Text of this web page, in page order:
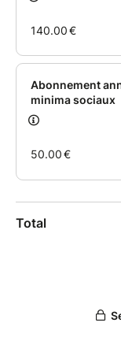
Pour rappel :
juillet au lundi
3. Inscrivez-
sélectionnant le
code au moment
Le site de
paris.fr/
L'Instagram de